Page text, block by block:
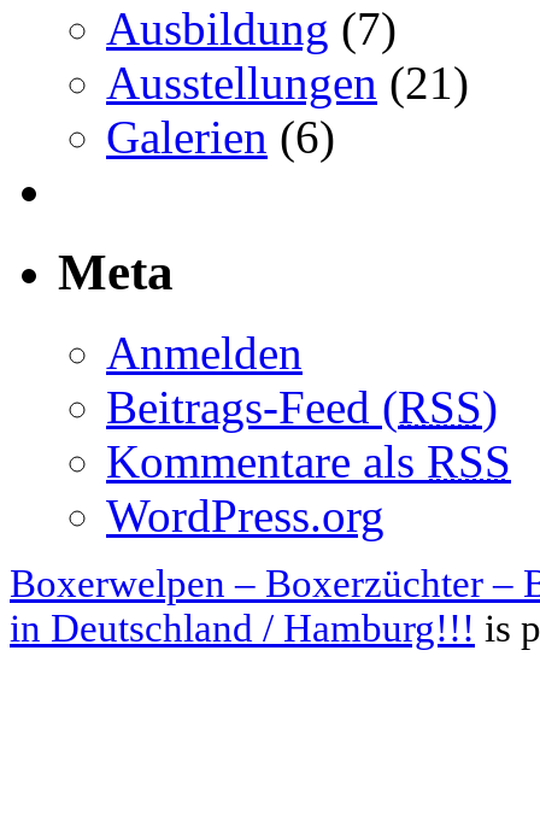
Ausbildung (7)
Ausstellungen (21)
Galerien (6)
Meta
Anmelden
Beitrags-Feed (RSS)
Kommentare als RSS
WordPress.org
Boxerwelpen – Boxerzüchter –
in Deutschland / Hamburg!!! is